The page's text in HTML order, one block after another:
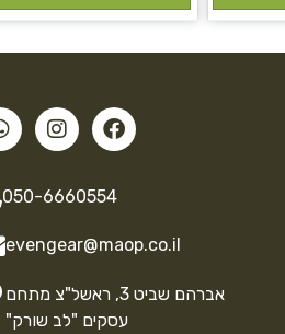
050-6660554
evengear@maop.co.il
אברהם שביט 3, ראשל"צ מתחם
עסקים "לב שורק"